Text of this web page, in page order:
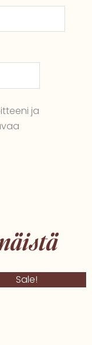
ja
Sale!Alkuperäinen
hinta hinta